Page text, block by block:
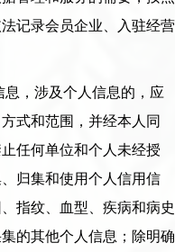
记录会员企业、入驻经营
，涉及个人信息的，应
式和范围，并经本人同
任何单位和个人未经授
归集和使用个人信用信
指纹、血型、疾病和病史
的其他个人信息；除明确